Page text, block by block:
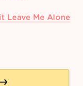
Leave Me Alone